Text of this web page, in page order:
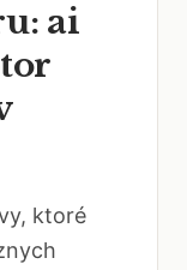
ai
ktoré